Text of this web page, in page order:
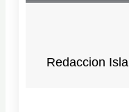
Redaccion Isla